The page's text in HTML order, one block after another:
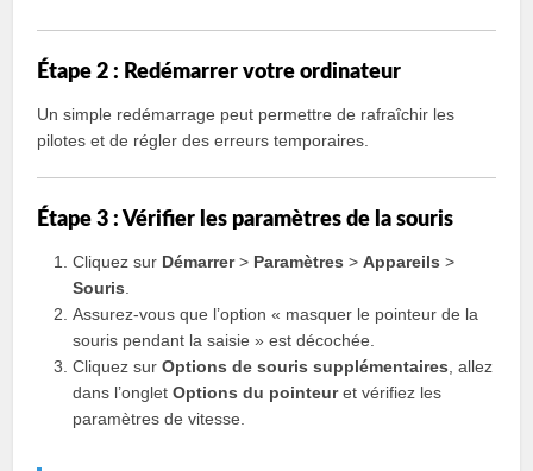
Étape 2 : Redémarrer votre ordinateur
Un simple redémarrage peut permettre de rafraîchir les
pilotes et de régler des erreurs temporaires.
Étape 3 : Vérifier les paramètres de la souris
Cliquez sur Démarrer> Paramètres >Appareils >
Souris
Assurez-vous que l’option « masquer le pointeur de la
souris pendant la saisie » est décochée.
Cliquez surOptions de souris supplémentaires , allez
dans l’ongletOptions du pointeuret vérifiez les
paramètres de vitesse.